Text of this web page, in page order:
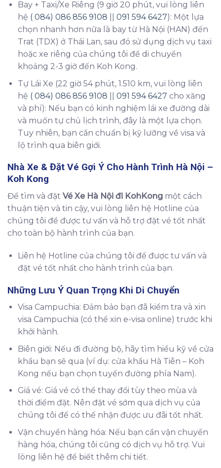
Bay + Taxi/Xe Riêng (9 giờ 20 phút, vui lòng liên
hệ ( 084) 086 856 9108 091 594 6427): Một lựa
chọn nhanh hơn nữa là bay từ Hà Nội (HAN) đến
Trat (TDX) ở Thái Lan, sau đó sử dụng dịch vụ taxi
hoặc xe riêng của chúng tôi để di chuyển
khoảng 2-3 giờ đến Koh Kong.
Tự Lái Xe (22 giờ 54 phút, 1.510 km, vui lòng liên
hệ ( 084) 086 856 9108 091 594 6427 cho xăng
và phí): Nếu bạn có kinh nghiệm lái xe đường dài
và muốn tự chủ lịch trình, đây là một lựa chọn.
Tuy nhiên, bạn cần chuẩn bị kỹ lưỡng về visa và
lộ trình qua biên giới.
Nhà Xe & Đặt Vé Gợi Ý Cho Hành Trình Hà Nội –
Koh Kong
Để tìm và đặt Vé Xe Hà Nội đi KohKong một cách
thuận tiện và tin cậy, vui lòng liên hệ Hotline của
chúng tôi để được tư vấn và hỗ trợ đặt vé tốt nhất
cho toàn bộ hành trình của bạn.
Liên hệ Hotline của chúng tôi để được tư vấn và
đặt vé tốt nhất cho hành trình của bạn.
Những Lưu Ý Quan Trọng Khi Di Chuyển
Visa Campuchia: Đảm bảo bạn đã kiểm tra và xin
visa Campuchia (có thể xin e-visa online) trước khi
khởi hành.
Biên giới: Nếu đi đường bộ, hãy tìm hiểu kỹ về cửa
khẩu bạn sẽ qua (ví dụ: cửa khẩu Hà Tiên – Koh
Kong nếu bạn chọn tuyến đường phía Nam).
Giá vé: Giá vé có thể thay đổi tùy theo mùa và
thời điểm đặt. Nên đặt vé sớm qua dịch vụ của
chúng tôi để có thể nhận được ưu đãi tốt nhất.
Vận chuyển hàng hóa: Nếu bạn cần vận chuyển
hàng hóa, chúng tôi cũng có dịch vụ hỗ trợ. Vui
lòng liên hệ để biết thêm chi tiết.